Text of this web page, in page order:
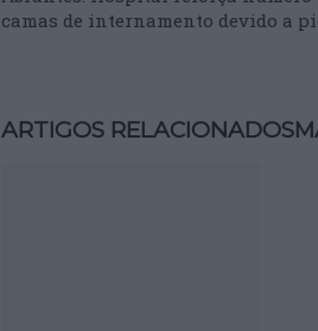
camas de internamento devido a
ARTIGOS RELACIONADOS